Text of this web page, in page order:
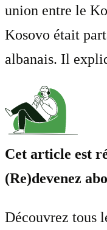
union entre le
Kosovo était
albanais. Il
Cet article est
(Re)devenez
Découvrez tous